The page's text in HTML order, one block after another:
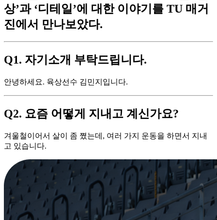
상’과 ‘디테일’에 대한 이야기를 TU 매거
진에서 만나보았다.
Q1. 자기소개 부탁드립니다.
안녕하세요. 육상선수 김민지입니다.
Q2. 요즘 어떻게 지내고 계신가요?
겨울철이어서 살이 좀 쪘는데, 여러 가지 운동을 하면서 지내
고 있습니다.